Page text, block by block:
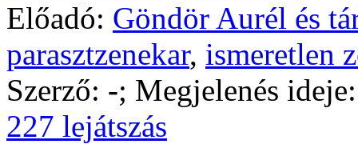
Előadó: Göndör Aurél és
parasztzenekar, ismeretlen
Szerző: -; Megjelenés
227 lejátszás